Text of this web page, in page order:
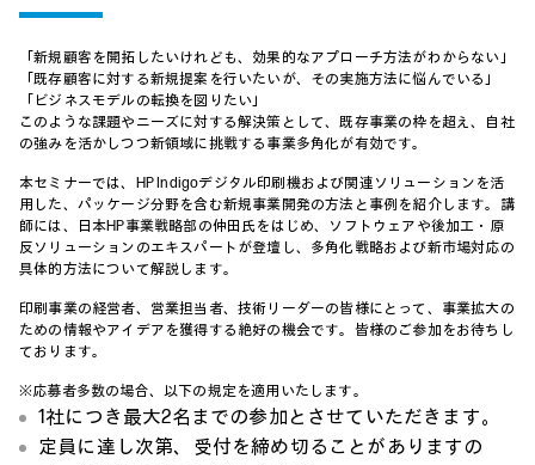
「新規顧客を開拓したいけれども、効果的なアプローチ方法がわからない」
「既存顧客に対する新規提案を行いたいが、その実施方法に悩んでいる」
「ビジネスモデルの転換を図りたい」
このような課題やニーズに対する解決策として、既存事業の枠を超え、自社
の強みを活かしつつ新領域に挑戦する事業多角化が有効です。
本セミナーでは、HP Indigoデジタル印刷機および関連ソリューションを活
用した、パッケージ分野を含む新規事業開発の方法と事例を紹介します。講
師には、日本HP事業戦略部の仲田氏をはじめ、ソフトウェアや後加工・原
反ソリューションのエキスパートが登壇し、多角化戦略および新市場対応の
具体的方法について解説します。
印刷事業の経営者、営業担当者、技術リーダーの皆様にとって、事業拡大の
ための情報やアイデアを獲得する絶好の機会です。皆様のご参加をお待ちし
ております。
※応募者多数の場合、以下の規定を適用いたします。
1社につき最大2名までの参加とさせていただきます。
定員に達し次第、受付を締め切ることがありますの